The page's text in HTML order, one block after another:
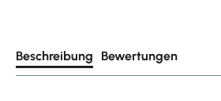
Beschreibung Bewertungen